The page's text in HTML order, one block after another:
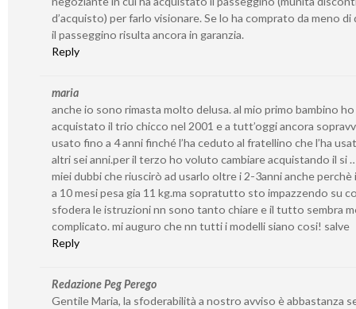
d’acquisto) per farlo visionare. Se lo ha comprato da meno di
il passeggino risulta ancora in garanzia.
Reply
maria
anche io sono rimasta molto delusa. al mio primo bambino ho
acquistato il trio chicco nel 2001 e a tutt’oggi ancora
usato fino a 4 anni finché l’ha ceduto al fratellino che l’ha
altri sei anni.per il terzo ho voluto cambiare acquistando il si
miei dubbi che riuscirò ad usarlo oltre i 2-3anni anche perchè
a 10 mesi pesa gia 11 kg.ma sopratutto sto impazzendo su
sfodera le istruzioni nn sono tanto chiare e il tutto sembra
complicato. mi auguro che nn tutti i modelli siano cosi! salve
Reply
Redazione Peg Perego
Gentile Maria, la sfoderabilità a nostro avviso è abbastanza